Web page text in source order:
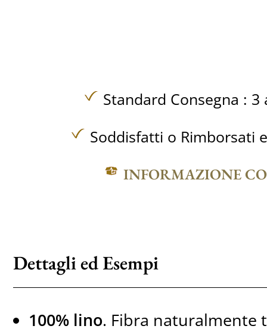
Standard Consegna : 3
Soddisfatti o Rimborsati
INFORMAZIONE
Dettagli ed Esempi
100% lino. Fibra naturalmente